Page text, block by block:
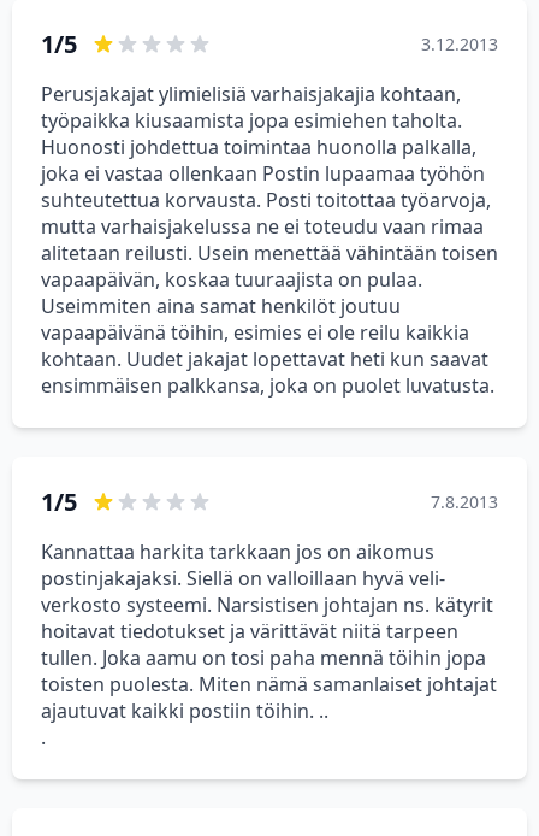
1/5 3.12.2013
Perusjakajat ylimielisiä varhaisjakajia kohtaan,
työpaikka kiusaamista jopa esimiehen taholta.
Huonosti johdettua toimintaa huonolla palkalla,
joka ei vastaa ollenkaan Postin lupaamaa työhön
suhteutettua korvausta. Posti toitottaa työarvoja,
mutta varhaisjakelussa ne ei toteudu vaan rimaa
alitetaan reilusti. Usein menettää vähintään toisen
vapaapäivän, koskaa tuuraajista on pulaa.
Useimmiten aina samat henkilöt joutuu
vapaapäivänä töihin, esimies ei ole reilu kaikkia
kohtaan. Uudet jakajat lopettavat heti kun saavat
ensimmäisen palkkansa, joka on puolet luvatusta.
1/5 7.8.2013
Kannattaa harkita tarkkaan jos on aikomus
postinjakajaksi. Siellä on valloillaan hyvä veli-
verkosto systeemi. Narsistisen johtajan ns. kätyrit
hoitavat tiedotukset ja värittävät niitä tarpeen
tullen. Joka aamu on tosi paha mennä töihin jopa
toisten puolesta. Miten nämä samanlaiset johtajat
ajautuvat kaikki postiin töihin. ..
.